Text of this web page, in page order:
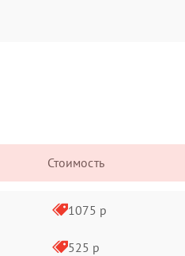
Стоимость
1075 р
525 р